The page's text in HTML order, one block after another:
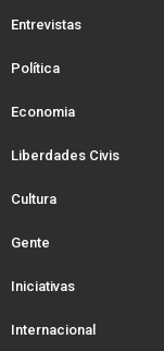
Entrevistas
Política
Economia
Liberdades Civis
Cultura
Gente
Iniciativas
Internacional